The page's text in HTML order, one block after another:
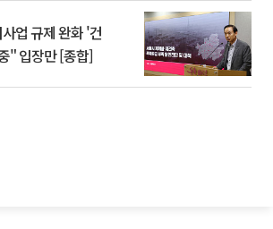
업 규제 완화 '건
" 입장만 [종합]